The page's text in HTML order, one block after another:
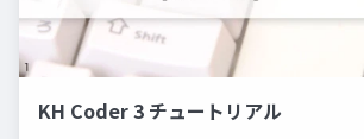
KH Coder 3 チュートリアル